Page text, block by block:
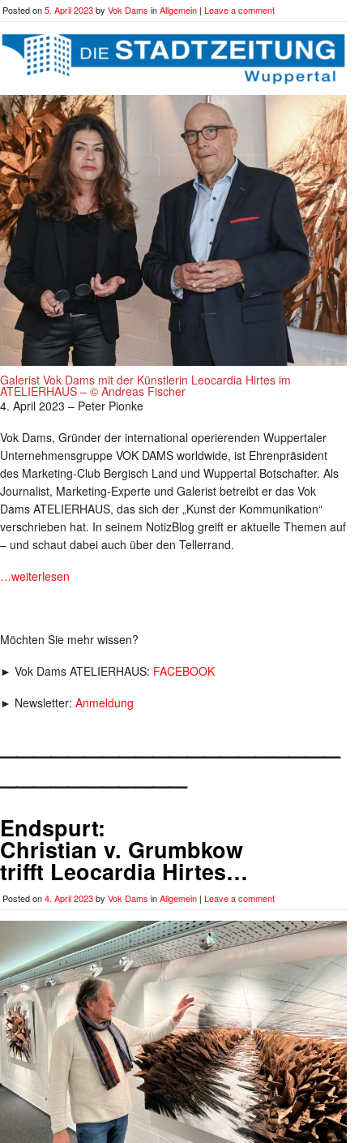
Posted on5. April 2023by Vok Dams inAllgemein | Leave a comment
Galerist Vok Dams mit der Künstlerin Leocardia Hirtes im
ATELIERHAUS – © Andreas Fischer
4. April 2023 – Peter Pionke
Vok Dams, Gründer der international operierenden Wuppertaler
Unternehmensgruppe VOK DAMS worldwide, ist Ehrenpräsident
des Marketing-Club Bergisch Land und Wuppertal Botschafter. Als
Journalist, Marketing-Experte und Galerist betreibt er das Vok
Dams ATELIERHAUS, das sich der „Kunst der Kommunikation“
verschrieben hat. In seinem NotizBlog greift er aktuelle Themen auf
– und schaut dabei auch über den Tellerrand.
…weiterlesen
Möchten Sie mehr wissen?
► Vok Dams ATELIERHAUS: FACEBOOK
► Newsletter: Anmeldung
___________
Endspurt:
Christian v. Grumbkow
trifft Leocardia Hirtes…
Posted on4. April 2023by Vok Dams inAllgemein | Leave a comment